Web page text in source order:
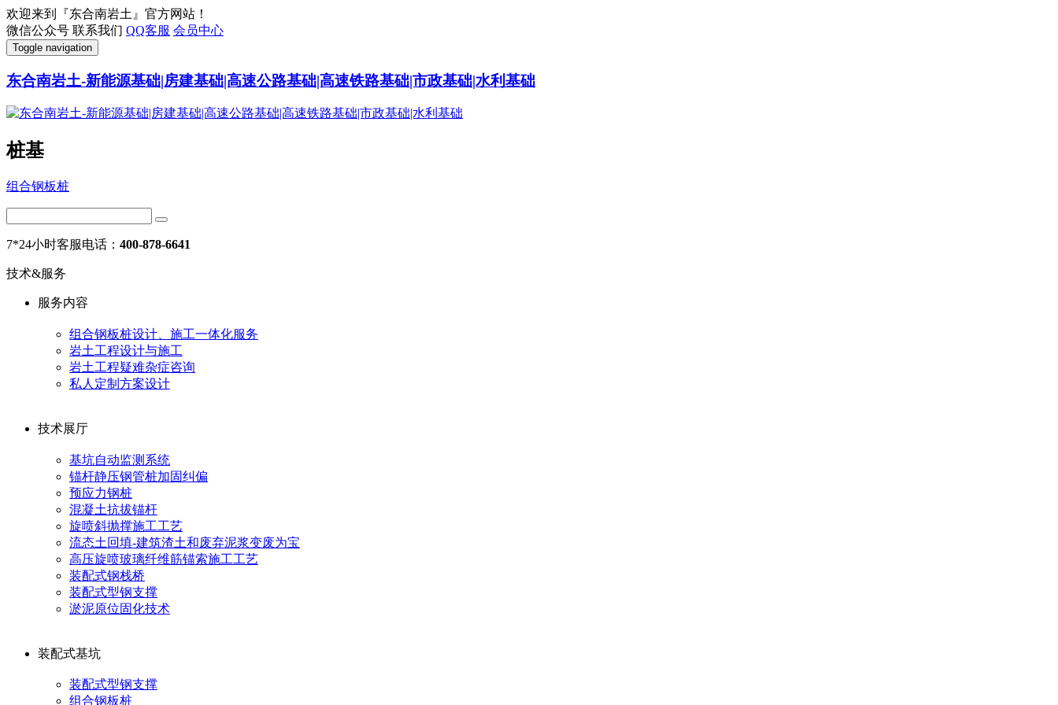
欢迎来到『东合南岩土』官方网站！
微信公众号 联系我们 QQ客服 会员中心
Toggle navigation
东合南岩土-新能源基础|房建基础|高速公路基础|高速铁路基础|市政基础|水利基础
桩基
组合钢板桩
7*24小时客服电话： 400-878-6641
技术&服务
服务内容
组合钢板桩设计、施工一体化服务
岩土工程设计与施工
岩土工程疑难杂症咨询
私人定制方案设计
技术展厅
基坑自动监测系统
锚杆静压钢管桩加固纠偏
预应力钢桩
混凝土抗拔锚杆
旋喷斜抛撑施工工艺
流态土回填-建筑渣土和废弃泥浆变废为宝
高压旋喷玻璃纤维筋锚索施工工艺
装配式钢栈桥
装配式型钢支撑
淤泥原位固化技术
装配式基坑
装配式型钢支撑
组合钢板桩